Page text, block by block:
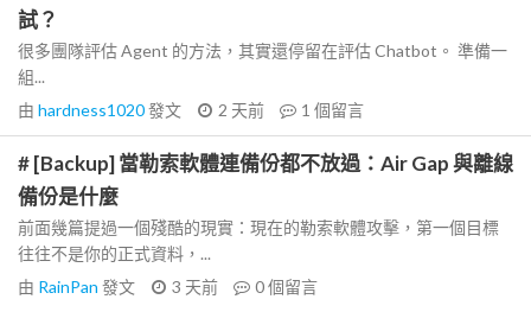
試？
很多團隊評估 Agent 的方法，其實還停留在評估 Chatbot。 準備一
組...
由 hardness1020發文 2 天前 1 個留言
# [Backup] 當勒索軟體連備份都不放過：Air Gap 與離線
備份是什麼
前面幾篇提過一個殘酷的現實：現在的勒索軟體攻擊，第一個目標
往往不是你的正式資料，...
由 RainPan 發文 3 天前 0個留言